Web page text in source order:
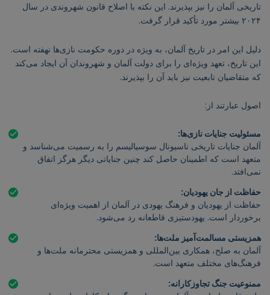
تاریخی آلمان را نیز بپذیرند. این نکته با اصلاح قانون شهروندی در سال
۲۰۲۴ بیشتر مورد تأکید قرار گرفت.
دلیل این امر در تاریخ آلمان، به ویژه در دوره حکومت نازی‌ها نهفته است.
این تاریخ، تعهد ویژه‌ای را برای دولت آلمان و شهروندان آن ایجاد می‌کند
که متقاضیان تابعیت نیز باید آن را بپذیرند.
اصول عبارتند از:
مسئولیت جنایات نازی‌ها:
آلمان جنایات تاریخی ناسیونال سوسیالیسم را به رسمیت می‌شناسد و
متعهد است که اطمینان حاصل کند چنین جنایاتی دیگر هرگز اتفاق
نمی‌افتد.
حفاظت از جان یهودیان:
حفاظت از یهودیان و فرهنگ یهودی در آلمان از اهمیت ویژه‌ای
برخوردار است. یهودستیزی قاطعانه رد می‌شود.
همزیستی مسالمت‌آمیز ملت‌ها:
آلمان به صلح، همکاری بین‌المللی و همزیستی محترمانه ملت‌ها و
فرهنگ‌های مختلف متعهد است.
ممنوعیت جنگ تجاوزکارانه: